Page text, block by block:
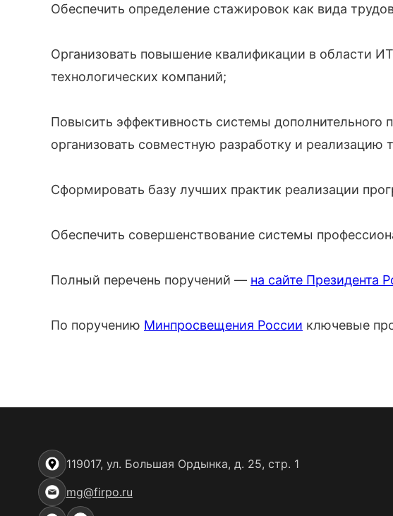
Обеспечить определение стажировок как вида
Организовать повышение квалификации в области
технологических компаний;
Повысить эффективность системы дополнительного
организовать совместную разработку и реализацию
Сформировать базу лучших практик реализации
Обеспечить совершенствование системы
Полный перечень поручений — на сайте Президента
По поручению Минпросвещения России ключевые
119017, ул. Большая Ордынка, д. 25, стр. 1
mg@firpo.ru